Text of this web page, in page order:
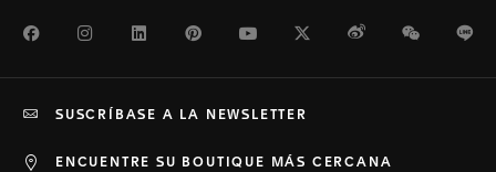
FacebookInstagramLinkedInPinterestYoutubeTwitterWeiboWeChat
ENCUENTRE SU BOUTIQUE MÁS CERCANA
SUSCRÍBASE A LA NEWSLETTER